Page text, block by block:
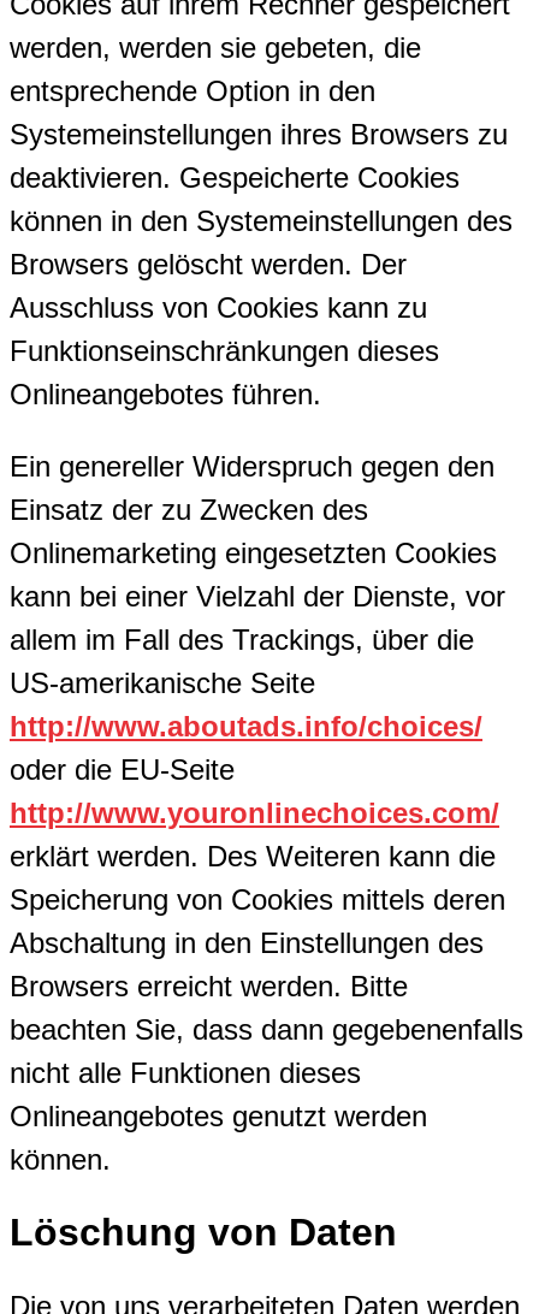
werden, werden sie gebeten, die
entsprechende Option in den
Systemeinstellungen ihres Browsers zu
deaktivieren. Gespeicherte Cookies
können in den Systemeinstellungen des
Browsers gelöscht werden. Der
Ausschluss von Cookies kann zu
Funktionseinschränkungen dieses
Onlineangebotes führen.
Ein genereller Widerspruch gegen den
Einsatz der zu Zwecken des
Onlinemarketing eingesetzten Cookies
kann bei einer Vielzahl der Dienste, vor
allem im Fall des Trackings, über die
US-amerikanische Seite
http://www.aboutads.info/choices/
oder die EU-Seite
http://www.youronlinechoices.com/
erklärt werden. Des Weiteren kann die
Speicherung von Cookies mittels deren
Abschaltung in den Einstellungen des
Browsers erreicht werden. Bitte
beachten Sie, dass dann gegebenenfalls
nicht alle Funktionen dieses
Onlineangebotes genutzt werden
können.
Löschung von Daten
Die von uns verarbeiteten Daten werden